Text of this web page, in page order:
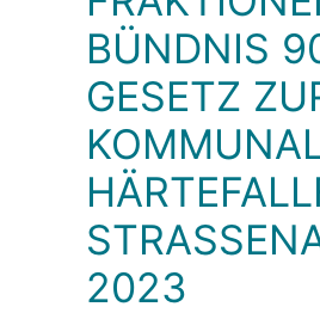
BÜNDNIS
GESETZ
023